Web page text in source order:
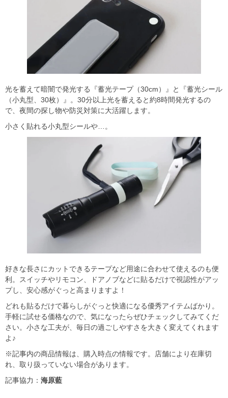
光を蓄えて暗闇で発光する『蓄光テープ（30cm）』と『蓄光シール
（小丸型、30枚）』。30分以上光を蓄えると約8時間発光するの
で、夜間の探し物や防災対策に大活躍します。
小さく貼れる小丸型シールや…。
好きな長さにカットできるテープなど用途に合わせて使えるのも便
利。スイッチやリモコン、ドアノブなどに貼るだけで視認性がアッ
プし、安心感がぐっと高まりますよ！
どれも貼るだけで暮らしがぐっと快適になる優秀アイテムばかり。
手軽に試せる価格なので、気になったらぜひチェックしてみてくだ
さい。小さな工夫が、毎日の過ごしやすさを大きく変えてくれます
よ♪
※記事内の商品情報は、購入時点の情報です。店舗により在庫切
れ、取り扱っていない場合があります。
記事協力： 海原藍